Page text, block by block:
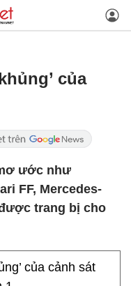
của
ước như
FF, Mercedes-
trang bị cho